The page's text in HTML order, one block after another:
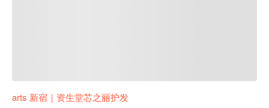
arts 新宿｜资生堂芯之丽护发